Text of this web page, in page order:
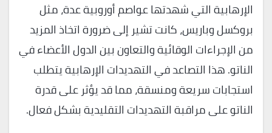
الإرهابية التي شهدتها عواصم أوروبية عدة، مثل
بروكسل وباريس، كانت تشير إلى ضرورة اتخاذ المزيد
من الإجراءات الوقائية والتعاون بين الدول الأعضاء في
الناتو. هذا التصاعد في التهديدات الإرهابية يتطلب
استجابات سريعة ومنسقة، مما قد يؤثر على قدرة
الناتو على مراقبة التهديدات التقليدية بشكل فعال.